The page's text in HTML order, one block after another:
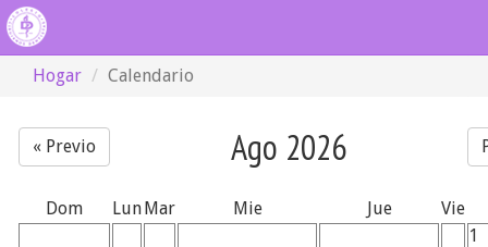
Hogar Calendario
« Previo Ago 2026
Dom LunMar Mie Jue
Vie
1